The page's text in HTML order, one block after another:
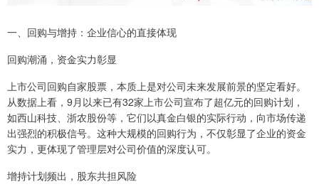
一、回购与增持：企业信心的直接体现
回购潮涌，资金实力彰显
上市公司回购自家股票，本质上是对公司未来发展前景的坚定看好。
从数据上看，9月以来已有32家上市公司宣布了超亿元的回购计划，
如西山科技、浙农股份等，它们以真金白银的实际行动，向市场传递
出强烈的积极信号。这种大规模的回购行为，不仅彰显了企业的资金
实力，更体现了管理层对公司价值的深度认可。
增持计划频出，股东共担风险